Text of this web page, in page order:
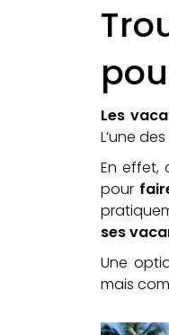
Les
L’une
En effet,
pour
ses
Une
mais